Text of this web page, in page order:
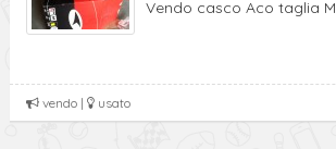
Vendo casco Aco taglia M
vendo | usato